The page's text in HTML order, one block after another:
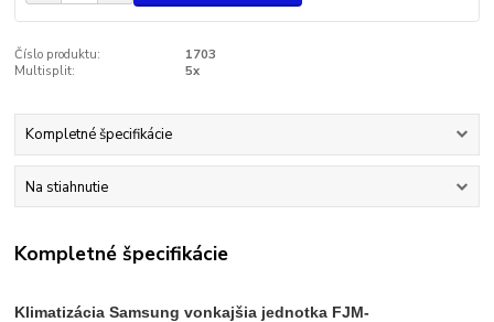
Číslo produktu:
1703
Multisplit:
5x
Kompletné špecifikácie
Na stiahnutie
Kompletné špecifikácie
Klimatizácia Samsung vonkajšia jednotka FJM-